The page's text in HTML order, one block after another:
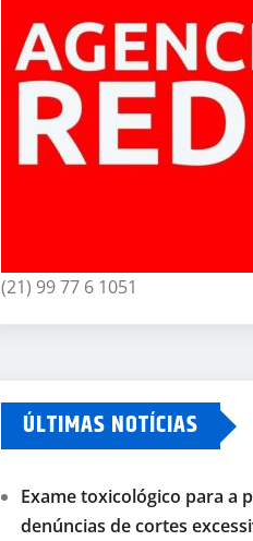
(21) 99 77 6 1051
ÚLTIMAS NOTÍCIAS
Exame toxicológico para a
denúncias de cortes